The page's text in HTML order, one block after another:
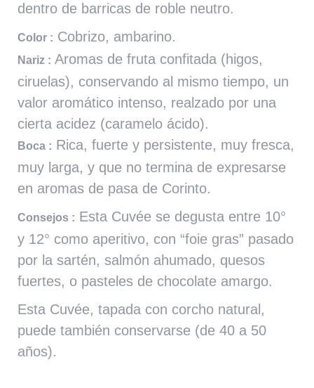
dentro de barricas de roble neutro.
Color : Cobrizo, ambarino.
Nariz : Aromas de fruta confitada (higos,
ciruelas), conservando al mismo tiempo, un
valor aromático intenso, realzado por una
cierta acidez (caramelo ácido).
Boca : Rica, fuerte y persistente, muy fresca,
muy larga, y que no termina de expresarse
en aromas de pasa de Corinto.
Consejos : Esta Cuvée se degusta entre 10°
y 12° como aperitivo, con “foie gras” pasado
por la sartén, salmón ahumado, quesos
fuertes, o pasteles de chocolate amargo.
Esta Cuvée, tapada con corcho natural,
puede también conservarse (de 40 a 50
años).